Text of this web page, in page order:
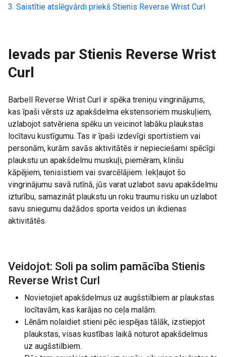
Saistītie atslēgvārdi priekš Stienis Reverse Wrist Curl
Ievads par Stienis Reverse Wrist
Curl
Barbell Reverse Wrist Curl ir spēka treniņu vingrinājums,
kas īpaši vērsts uz apakšdelma ekstensoriem muskuļiem,
uzlabojot satvēriena spēku un veicinot labāku plaukstas
locītavu kustīgumu. Tas ir īpaši izdevīgi sportistiem vai
personām, kurām savās aktivitātēs ir nepieciešami spēcīgi
plaukstu un apakšdelmu muskuļi, piemēram, klinšu
kāpējiem, tenisistiem vai svarcēlājiem. Iekļaujot šo
vingrinājumu savā rutīnā, jūs varat uzlabot savu apakšdelmu
izturību, samazināt plaukstu un roku traumu risku un uzlabot
savu sniegumu dažādos sporta veidos un ikdienas
aktivitātēs.
Veidojot: Soli pa solim pamācība Stienis
Reverse Wrist Curl
Novietojiet apakšdelmus uz augšstilbiem ar plaukstas
locītavām, kas karājas no ceļa malām.
Lēnām nolaidiet stieni pēc iespējas tālāk, izstiepjot
plaukstas, visas kustības laikā noturot apakšdelmus
uz augšstilbiem.